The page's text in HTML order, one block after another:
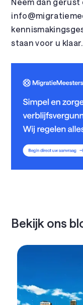
staan voor u klaar.
Bekijk ons